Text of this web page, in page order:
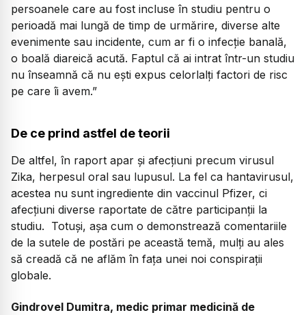
persoanele care au fost incluse în studiu pentru o
perioadă mai lungă de timp de urmărire, diverse alte
evenimente sau incidente, cum ar fi o infecție banală,
o boală diareică acută. Faptul că ai intrat într-un studiu
nu înseamnă că nu ești expus celorlalți factori de risc
pe care îi avem.”
De ce prind astfel de teorii
De altfel, în raport apar și afecțiuni precum virusul
Zika, herpesul oral sau lupusul. La fel ca hantavirusul,
acestea nu sunt ingrediente din vaccinul Pfizer, ci
afecțiuni diverse raportate de către participanții la
studiu. Totuși, așa cum o demonstrează comentariile
de la sutele de postări pe această temă, mulți au ales
să creadă că ne aflăm în fața unei noi conspirații
globale.
Gindrovel Dumitra, medic primar medicină de